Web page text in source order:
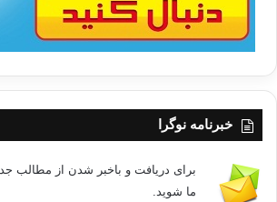
خبرنامه نوگرا
برای دریافت و باخبر شدن از مطالب
ما شوید.